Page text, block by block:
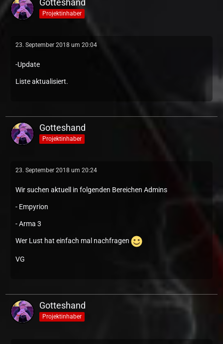
Gotteshand
Projektinhaber
23. September 2018 um 20:04
-Update
Liste aktualisiert.
Gotteshand
Projektinhaber
23. September 2018 um 20:24
Wir suchen aktuell in folgenden Bereichen Admins
- Empyrion
- Arma 3
Wer Lust hat einfach mal nachfragen
VG
Gotteshand
Projektinhaber